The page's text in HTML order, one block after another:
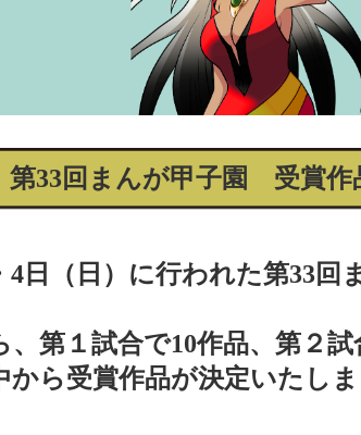
第33回まんが甲子園 受賞作
4日（日）に行われた第33回
、第１試合で10作品、第２試
から受賞作品が決定いたしま